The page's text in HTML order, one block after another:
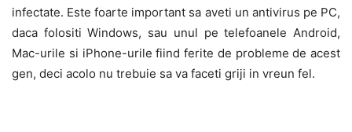
infectate. Este foarte important sa aveti un antivirus pe PC,
daca folositi Windows, sau unul pe telefoanele Android,
Mac-urile si iPhone-urile fiind ferite de probleme de acest
gen, deci acolo nu trebuie sa va faceti griji in vreun fel.